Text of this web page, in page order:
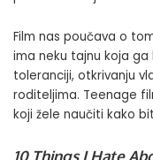
Film nas poučava o
ima neku tajnu koja
toleranciji, otkrivanju
roditeljima. Teenage
koji žele naučiti kako
10 Things I Hate